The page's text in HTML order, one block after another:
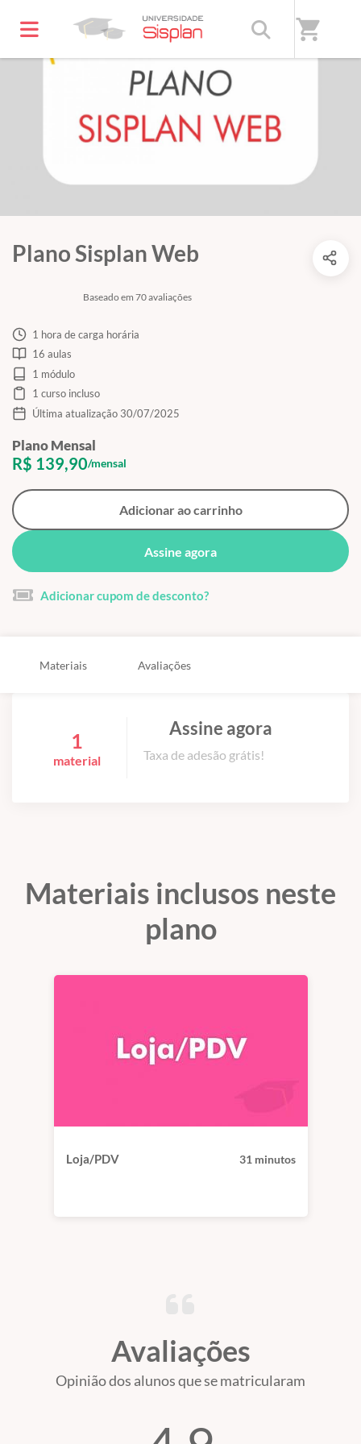
shopping_cart
Plano Sisplan Web
Baseado em 70 avaliações
1 hora de carga horária
16 aulas
1 módulo
1 curso incluso
Última atualização 30/07/2025
Plano Mensal
R$ 139,90/mensal
Adicionar ao carrinho
Assine agora
Adicionar cupom de desconto?
Materiais Avaliações
1
material
Assine agora
Taxa de adesão grátis!
Materiais inclusos neste
plano
Loja/PDV 31 minutos
Avaliações
Opinião dos alunos que se matricularam